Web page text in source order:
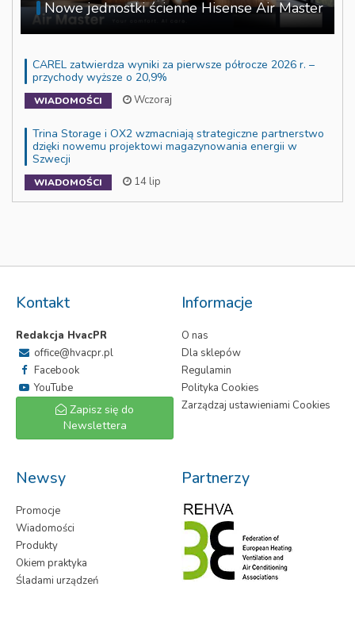
Nowe jednostki ścienne Hisense Air Master
CAREL zatwierdza wyniki za pierwsze półrocze 2026 r. –
przychody wyższe o 20,9%
WIADOMOŚCI Wczoraj
Trina Storage i OX2 wzmacniają strategiczne partnerstwo
dzięki nowemu projektowi magazynowania energii w
Szwecji
WIADOMOŚCI 14 lip
Kontakt
Redakcja HvacPR
office@hvacpr.pl
Facebook
YouTube
Zapisz się do
Newslettera
Informacje
O nas
Dla sklepów
Regulamin
Polityka Cookies
Zarządzaj ustawieniami Cookies
Newsy
Promocje
Wiadomości
Produkty
Okiem praktyka
Śladami urządzeń
Partnerzy